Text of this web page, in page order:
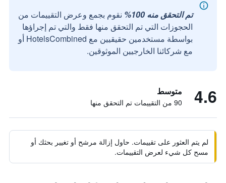
تم التحقق منه 100%
نقوم بجمع وعرض التقييمات من
الحجوزات التي تم التحقق منها فقط والتي تم إجراؤها
بواسطة مستخدمين حقيقيين مع HotelsCombined أو
مع شركائنا الخارجيين الموثوقين.
4.6 متوسط
90 من التقييمات تم التحقق منها
لم يتم العثور على تقييمات. حاول إزالة مرشح أو تغيير بحثك أو
مسح كل شيء لعرض التقييمات.